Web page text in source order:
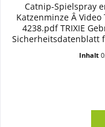
Catnip-Spielspray
Katzenminze Â
4238.pdf TRIXIE
Sicherheitsdatenblatt
Inhalt